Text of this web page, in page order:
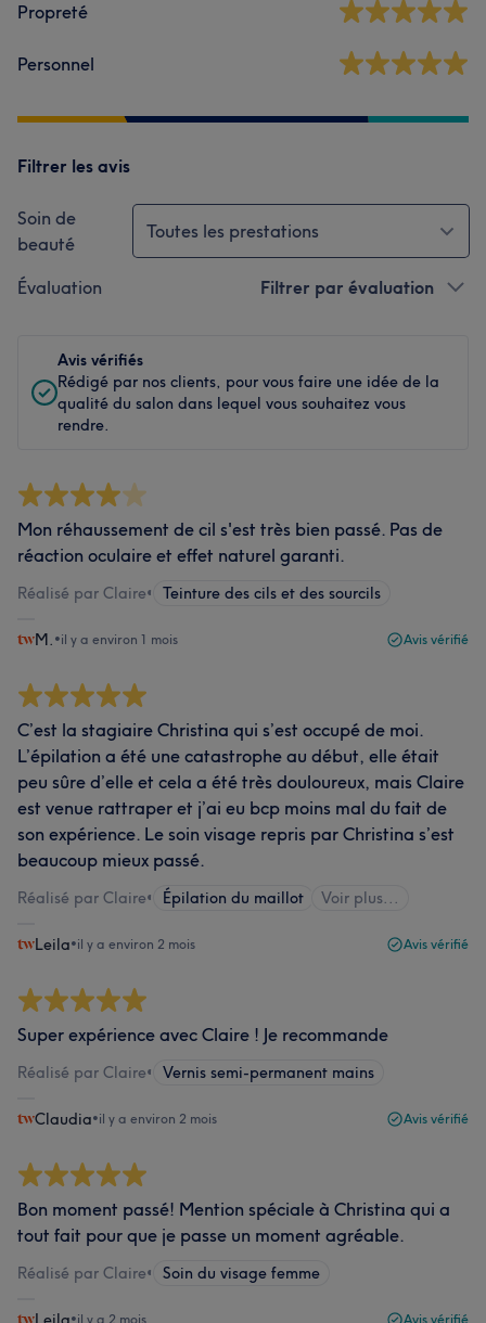
Propreté
Personnel
Filtrer les avis
Soin de
beauté
Toutes les prestations
Évaluation Filtrer par évaluation
Avis vérifiés
Rédigé par nos clients, pour vous faire une idée de la
qualité du salon dans lequel vous souhaitez vous
rendre.
Mon réhaussement de cil s'est très bien passé. Pas de
réaction oculaire et effet naturel garanti.
Réalisé par Claire• Teinture des cils et des sourcils
M. •il y a environ 1 mois Avis vérifié
C’est la stagiaire Christina qui s’est occupé de moi.
L’épilation a été une catastrophe au début, elle était
peu sûre d’elle et cela a été très douloureux, mais Claire
est venue rattraper et j’ai eu bcp moins mal du fait de
son expérience. Le soin visage repris par Christina s’est
beaucoup mieux passé.
Réalisé par Claire• Épilation du maillot Voir plus...
Leila•il y a environ 2 mois Avis vérifié
Super expérience avec Claire ! Je recommande
Réalisé par Claire• Vernis semi-permanent mains
Claudia•il y a environ 2 mois Avis vérifié
Bon moment passé! Mention spéciale à Christina qui a
tout fait pour que je passe un moment agréable.
Réalisé par Claire• Soin du visage femme
•il y a 2 mois Avis vérifié